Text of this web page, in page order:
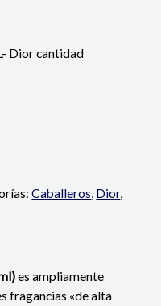
Dior cantidad
Caballeros, Dior,
es ampliamente
fragancias «de alta